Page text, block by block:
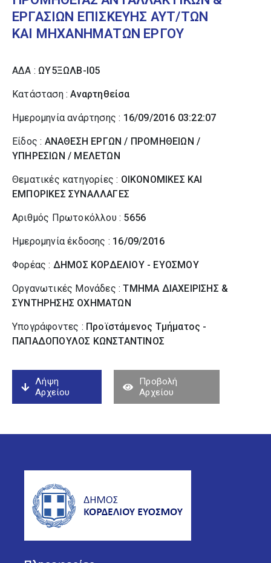
ΕΡΓΑΣΙΩΝ ΕΠΙΣΚΕΥΗΣ ΑΥΤ/ΤΩΝ
ΚΑΙ ΜΗΧΑΝΗΜΑΤΩΝ ΕΡΓΟΥ
ΑΔΑ : ΩΥ5ΞΩΛΒ-Ι05
Κατάσταση :Αναρτηθείσα
Ημερομηνία ανάρτησης : 16/09/2016 03:22:07
Είδος : ΑΝΑΘΕΣΗ ΕΡΓΩΝ / ΠΡΟΜΗΘΕΙΩΝ /
ΥΠΗΡΕΣΙΩΝ / ΜΕΛΕΤΩΝ
Θεματικές κατηγορίες : ΟΙΚΟΝΟΜΙΚΕΣ ΚΑΙ
ΕΜΠΟΡΙΚΕΣ ΣΥΝΑΛΛΑΓΕΣ
Αριθμός Πρωτοκόλλου : 5656
Ημερομηνία έκδοσης : 16/09/2016
Φορέας : ΔΗΜΟΣ ΚΟΡΔΕΛΙΟΥ - ΕΥΟΣΜΟΥ
Οργανωτικές Μονάδες :ΤΜΗΜΑ ΔΙΑΧΕΙΡΙΣΗΣ &
ΣΥΝΤΗΡΗΣΗΣ ΟΧΗΜΑΤΩΝ
Υπογράφοντες : Προϊστάμενος Τμήματος -
ΠΑΠΑΔΟΠΟΥΛΟΣ ΚΩΝΣΤΑΝΤΙΝΟΣ
Λήψη
Αρχείου
Προβολή
Αρχείου